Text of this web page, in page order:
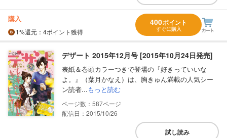
購入
1%還元 ：4ポイント獲得
400ポイント
すぐに購入
デザート 2015年12月号 [2015年10月24日発売]
表紙＆巻頭カラーつきで登場の『好きっていいな
よ。』（葉月かなえ）は、胸きゅん満載の人気シー
ン読者...もっと読む
587
配信日：2015/10/26
試し読み